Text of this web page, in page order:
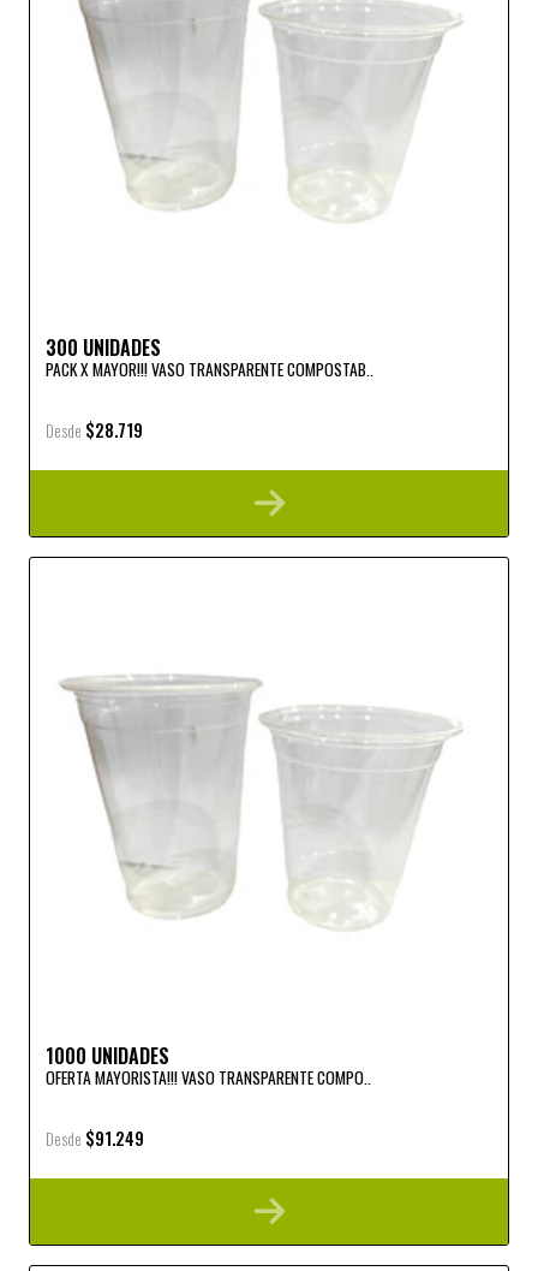
300 UNIDADES
PACK X MAYOR!!! VASO TRANSPARENTE COMPOSTAB..
Desde $28.719
1000 UNIDADES
OFERTA MAYORISTA!!! VASO TRANSPARENTE COMPO..
Desde $91.249